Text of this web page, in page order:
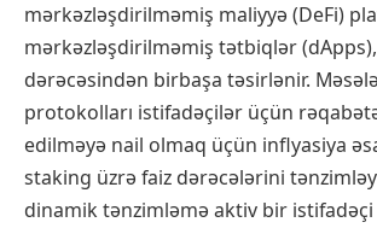
mərkəzləşdirilməmiş maliyyə (DeFi)
mərkəzləşdirilməmiş tətbiqlər
dərəcəsindən birbaşa təsirlənir.
protokolları istifadəçilər üçün
edilməyə nail olmaq üçün inflyasiya
staking üzrə faiz dərəcələrini
dinamik tənzimləmə aktiv bir istifadəçi